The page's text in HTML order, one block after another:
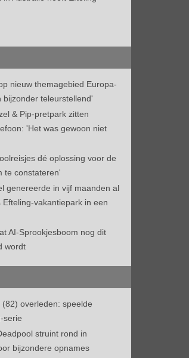
nieuw themagebied Europa-
bijzonder teleurstellend'
& Pip-pretpark zitten
'Het was gewoon niet
dé oplossing voor de
te constateren'
genereerde in vijf maanden al
vakantiepark in een
AI-Sprookjesboom nog dit
wordt
overleden: speelde
serie
struint rond in
bijzondere opnames